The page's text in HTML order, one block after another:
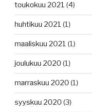
toukokuu 2021 (4)
huhtikuu 2021 (1)
maaliskuu 2021 (1)
joulukuu 2020 (1)
marraskuu 2020 (1)
syyskuu 2020 (3)